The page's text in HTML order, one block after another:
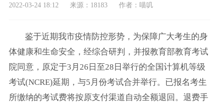
2022-03-24 18:12 来源：18183 作者：喵叽
鉴于近期我市疫情防控形势，为保障广大考生的身
体健康和生命安全，经综合研判，并报教育部教育考试
院同意，原定于3月26日至28日举行的全国计算机等级
考试(NCRE)延期，与5月份考试合并举行。已报名考生
所缴纳的考试费将按原支付渠道自动全额退回。退费手